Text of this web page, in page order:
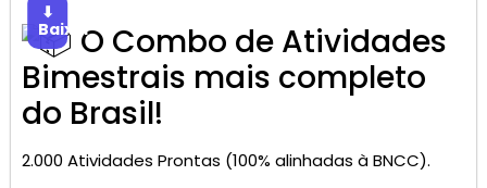
⬇
BaixarO Combo de Atividades
Bimestrais mais completo
do Brasil!
2.000 Atividades Prontas (100% alinhadas à BNCC).